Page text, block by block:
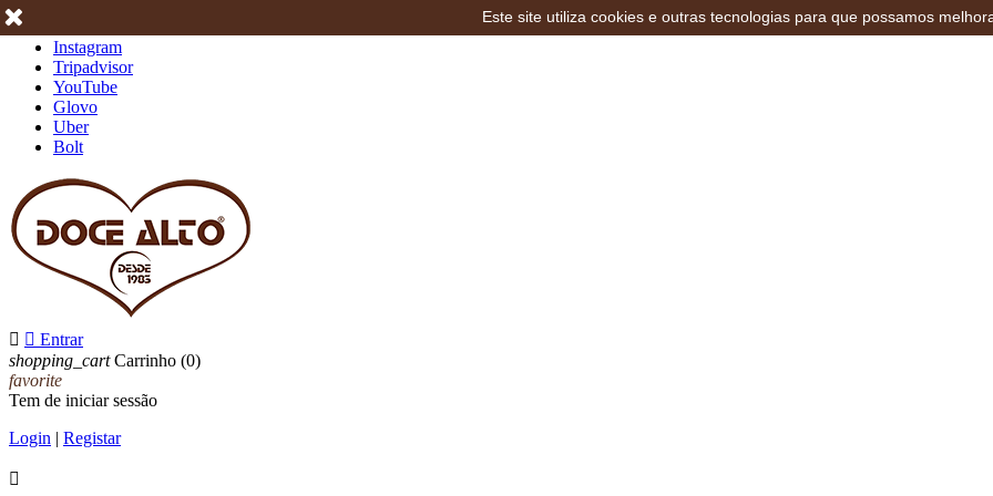
Instagram
Tripadvisor
YouTube
Glovo
Uber
Bolt
  Entrar
shopping_cart Carrinho (0)
favorite
Tem de iniciar sessão
Login | Registar

Este site utiliza cookies e outras tecnologias para que possamos